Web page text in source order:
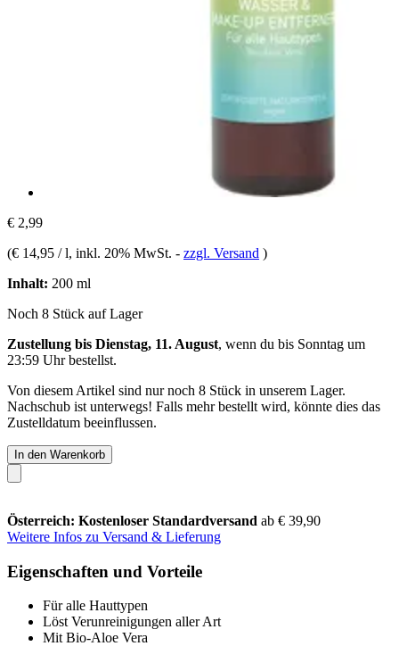
€ 2,99
(€ 14,95 / l, inkl. 20% MwSt. - zzgl. Versand )
Inhalt: 200 ml
Noch 8 Stück auf Lager
Zustellung bis Dienstag, 11. August, wenn du bis Sonntag um
23:59 Uhrbestellst.
Von diesem Artikel sind nur noch 8 Stück in unserem Lager.
Nachschub ist unterwegs! Falls mehr bestellt wird, könnte dies das
Zustelldatum beeinflussen.
In den Warenkorb
Österreich: Kostenloser Standardversand ab € 39,90
Weitere Infos zu Versand & Lieferung
Eigenschaften und Vorteile
Für alle Hauttypen
Löst Verunreinigungen aller Art
Mit Bio-Aloe Vera